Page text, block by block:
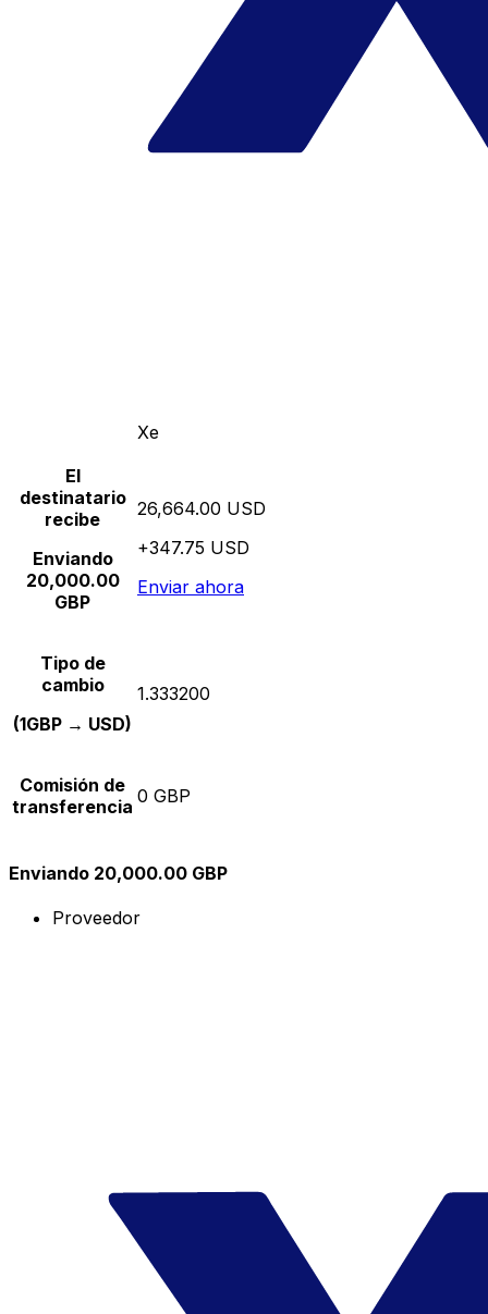
Xe
El
destinatario
recibe
Enviando
20,000.00
GBP
26,664.00 USD
+347.75 USD
Enviar ahora
Tipo de
cambio
(1GBP → USD)
1.333200
Comisión de
transferencia 0 GBP
Enviando 20,000.00 GBP
Proveedor